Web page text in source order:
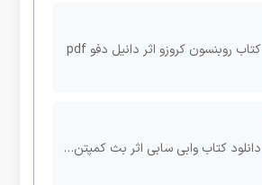
کتاب روبنسون کروزو اثر دانيل دفو pdf
دانلود کتاب وابی سابی اثر بث کمپتن pdf